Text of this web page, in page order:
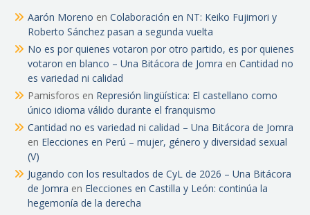
Aarón Moreno en Colaboración en NT: Keiko Fujimori y
Roberto Sánchez pasan a segunda vuelta
No es por quienes votaron por otro partido, es por quienes
votaron en blanco – Una Bitácora de Jomra en Cantidad no
es variedad ni calidad
Pamisforos en Represión lingüística: El castellano como
único idioma válido durante el franquismo
Cantidad no es variedad ni calidad – Una Bitácora de Jomra
en Elecciones en Perú – mujer, género y diversidad sexual
(V)
Jugando con los resultados de CyL de 2026 – Una Bitácora
de Jomra en Elecciones en Castilla y León: continúa la
hegemonía de la derecha